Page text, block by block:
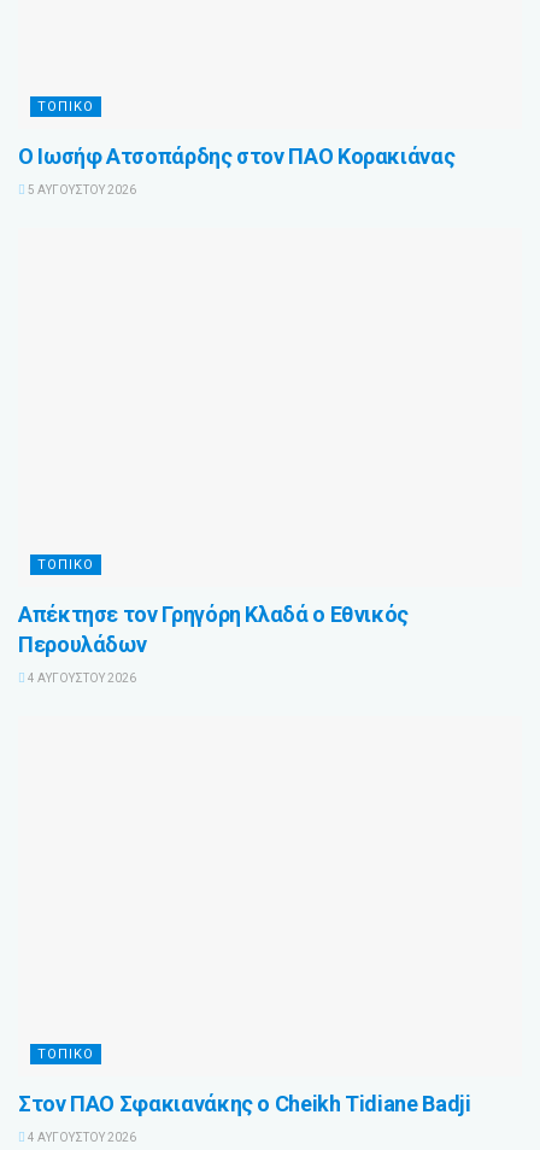
ΤΟΠΙΚΌ
Ο Ιωσήφ Ατσοπάρδης στον ΠΑΟ Κορακιάνας
5 ΑΥΓΟΎΣΤΟΥ 2026
ΤΟΠΙΚΌ
Απέκτησε τον Γρηγόρη Κλαδά ο Εθνικός
Περουλάδων
4 ΑΥΓΟΎΣΤΟΥ 2026
ΤΟΠΙΚΌ
Στον ΠΑΟ Σφακιανάκης ο Cheikh Tidiane Badji
4 ΑΥΓΟΎΣΤΟΥ 2026